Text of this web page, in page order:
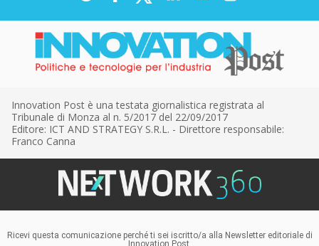
Innovation Post è una testata giornalistica registrata al
Tribunale di Monza al n. 5/2017 del 22/09/2017
Editore: ICT AND STRATEGY S.R.L. - Direttore responsabile:
Franco Canna
Ricevi questa comunicazione perché ti sei iscritto/a alla Newsletter editoriale di
Innovation Post,